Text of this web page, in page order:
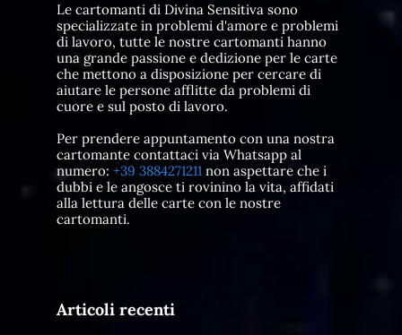
Le cartomanti di Divina Sensitiva sono
specializzate in problemi d'amore e problemi
di lavoro, tutte le nostre cartomanti hanno
una grande passione e dedizione per le carte
che mettono a disposizione per cercare di
aiutare le persone afflitte da problemi di
cuore e sul posto di lavoro.
Per prendere appuntamento con una nostra
cartomante contattaci via Whatsapp al
numero: +39 3884271211non aspettare che i
dubbi e le angosce ti rovinino la vita, affidati
alla lettura delle carte con le nostre
cartomanti.
Articoli recenti